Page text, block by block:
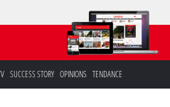
SUCCESS STORY OPINIONS TENDANCE